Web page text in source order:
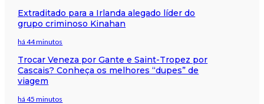
Extraditado para a Irlanda alegado líder do
grupo criminoso Kinahan
há 44 minutos
Trocar Veneza por Gante e Saint-Tropez por
Cascais? Conheça os melhores “dupes” de
viagem
há 45 minutos